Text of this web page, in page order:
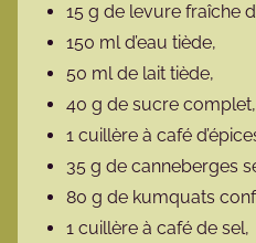
15 g de levure fraîche
150 ml d’eau tiède,
50 ml de lait tiède,
40 g de sucre complet,
1 cuillère à café
35 g de canneberges
80 g de kumquats
1 cuillère à café de sel,